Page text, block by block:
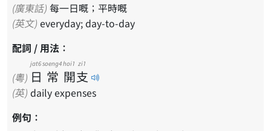
(廣東話) 每一日嘅；平時嘅
(英文) everyday; day-to-day
配詞 / 用法：
(粵) 日
jat6
常
soeng4
開
hoi1
支
zi1
(英) daily expenses
例句：